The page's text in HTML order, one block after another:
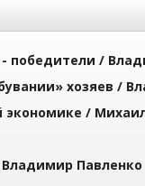
победители /
хозяев /
экономике /
Владимир Павленко